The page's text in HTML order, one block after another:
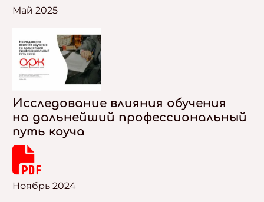
Май 2025
Исследование влияния обучения
на дальнейший профессиональный
путь коуча
Ноябрь 2024